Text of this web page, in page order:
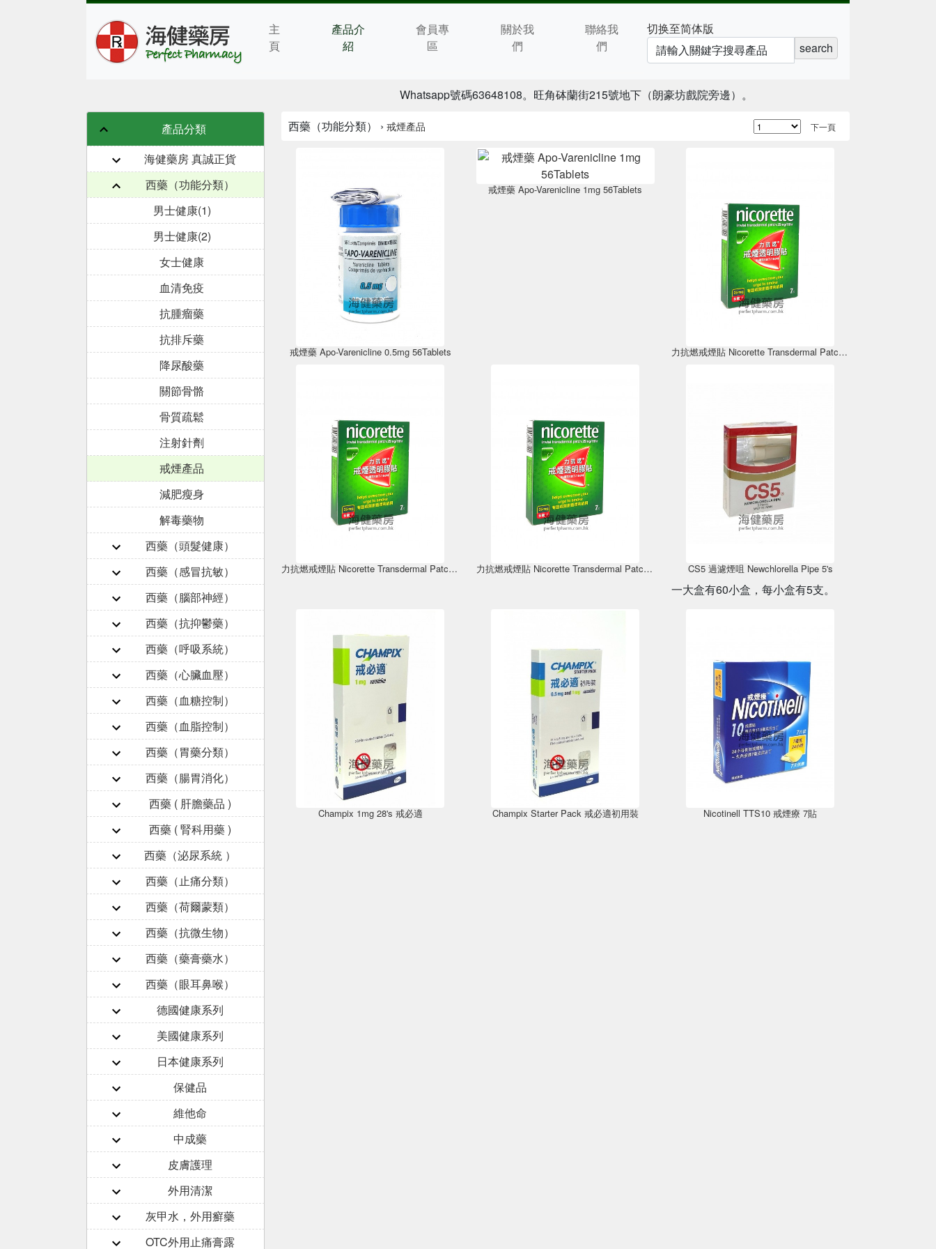
主
頁
產品介
紹
會員專
區
關於我
們
聯絡我
們
切换至简体版
search
Whatsapp號碼63648108。旺角砵蘭街215號地下（朗豪坊戲院旁邊）。
產品分類
海健藥房 真誠正貨
西藥（功能分類）
男士健康(1)
男士健康(2)
女士健康
血清免疫
抗腫瘤藥
抗排斥藥
降尿酸藥
關節骨骼
骨質疏鬆
注射針劑
戒煙產品
減肥瘦身
解毒藥物
西藥（頭髮健康）
西藥（感冒抗敏）
西藥（腦部神經）
西藥（抗抑鬱藥）
西藥（呼吸系統）
西藥（心臟血壓）
西藥（血糖控制）
西藥（血脂控制）
西藥（胃藥分類）
西藥（腸胃消化）
西藥 ( 肝膽藥品 )
西藥 ( 腎科用藥 )
西藥（泌尿系統 ）
西藥（止痛分類）
西藥（荷爾蒙類）
西藥（抗微生物）
西藥（藥膏藥水）
西藥（眼耳鼻喉）
德國健康系列
美國健康系列
日本健康系列
保健品
維他命
中成藥
皮膚護理
外用清潔
灰甲水，外用癬藥
OTC外用止痛膏露
西藥（功能分類） › 戒煙產品 下一頁
戒煙藥 Apo-Varenicline 0.5mg 56Tablets
戒煙藥 Apo-Varenicline 1mg 56Tablets
力抗燃戒煙貼 Nicorette Transdermal Patch 10mg 7片
力抗燃戒煙貼 Nicorette Transdermal Patch 15mg 7片 力抗燃戒煙貼 Nicorette Transdermal Patch 25mg 7片 CS5 過濾煙咀 Newchlorella Pipe 5's
一大盒有60小盒，每小盒有5支。
Champix 1mg 28's 戒必適 Champix Starter Pack 戒必適初用裝 Nicotinell TTS10 戒煙療 7貼